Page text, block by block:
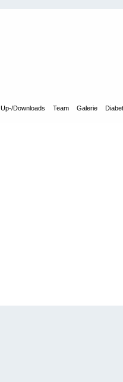
Up-/Downloads Team Galerie